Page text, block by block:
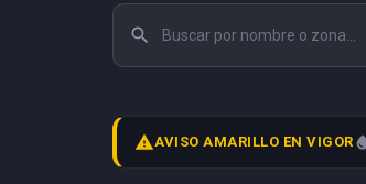
search
warningAVISO AMARILLO EN VIGOR